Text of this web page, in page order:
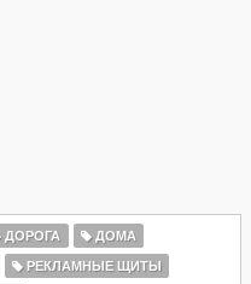
ДОРОГА
ДОМА
РЕКЛАМНЫЕ ЩИТЫ